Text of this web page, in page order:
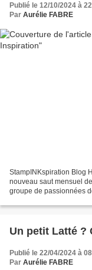
Publié le 12/10/2024 à
Par Aurélie FABRE
StampINKspiration Blog
nouveau saut mensuel
groupe de passionnées
Un petit Latté ?
Publié le 22/04/2024 à
Par Aurélie FABRE